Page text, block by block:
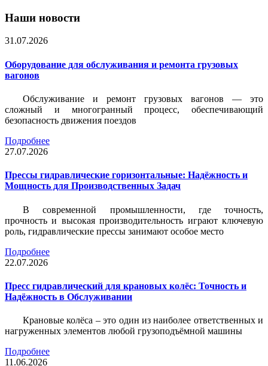
Наши новости
31.07.2026
Оборудование для обслуживания и ремонта грузовых
вагонов
Обслуживание и ремонт грузовых вагонов — это
сложный и многогранный процесс, обеспечивающий
безопасность движения поездов
Подробнее
27.07.2026
Прессы гидравлические горизонтальные: Надёжность и
Мощность для Производственных Задач
В современной промышленности, где точность,
прочность и высокая производительность играют ключевую
роль, гидравлические прессы занимают особое место
Подробнее
22.07.2026
Пресс гидравлический для крановых колёс: Точность и
Надёжность в Обслуживании
Крановые колёса – это один из наиболее ответственных и
нагруженных элементов любой грузоподъёмной машины
Подробнее
11.06.2026